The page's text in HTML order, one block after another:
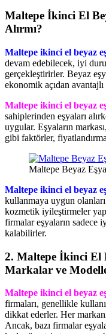
Maltepe İkinci El
Alırmı?
Maltepe ikinci el beyaz
devam edebilecek, iyi
gerçekleştirirler. Beyaz
ekonomik açıdan
Maltepe ikinci el beyaz
sahiplerinden eşyaları
uygular. Eşyaların
gibi faktörler,
Maltepe Beyaz
Maltepe ikinci el beyaz
kullanmaya uygun
kozmetik iyileştirmeler
firmalar eşyaların sadece
kalabilirler.
2. Maltepe İkinci El
Markalar ve
Maltepe ikinci el beyaz
firmaları, genellikle
dikkat ederler. Her
Ancak, bazı firmalar